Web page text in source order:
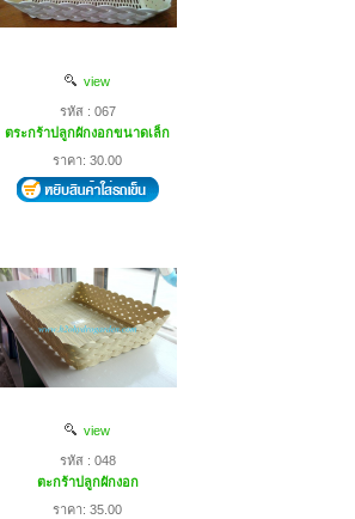
view
รหัส : 067
ตระกร้าปลูกผักงอกขนาดเล็ก
ราคา: 30.00
view
รหัส : 048
ตะกร้าปลูกผักงอก
ราคา: 35.00